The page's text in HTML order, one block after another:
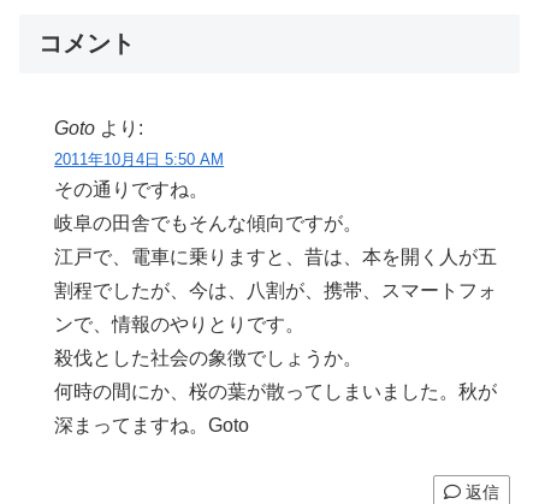
コメント
Goto より:
2011年10月4日 5:50 AM
その通りですね。
岐阜の田舎でもそんな傾向ですが。
江戸で、電車に乗りますと、昔は、本を開く人が五
割程でしたが、今は、八割が、携帯、スマートフォ
ンで、情報のやりとりです。
殺伐とした社会の象徴でしょうか。
何時の間にか、桜の葉が散ってしまいました。秋が
深まってますね。Goto
返信